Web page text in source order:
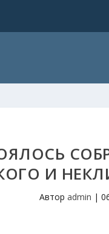
И
Авторadmin |